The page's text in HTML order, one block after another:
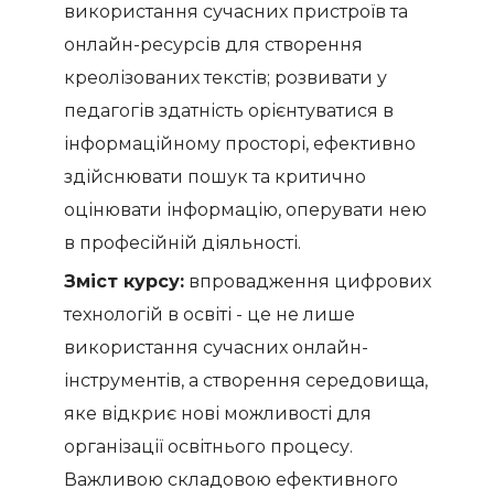
використання сучасних пристроїв та
онлайн-ресурсів для створення
креолізованих текстів; розвивати у
педагогів здатність орієнтуватися в
інформаційному просторі, ефективно
здійснювати пошук та критично
оцінювати інформацію, оперувати нею
в професійній діяльності.
Зміст курсу: впровадження цифрових
технологій в освіті - це не лише
використання сучасних онлайн-
інструментів, а створення середовища,
яке відкриє нові можливості для
організації освітнього процесу.
Важливою складовою ефективного